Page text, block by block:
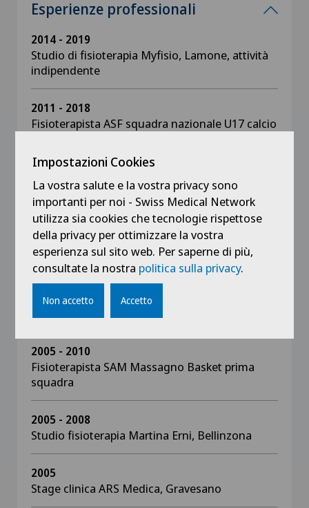
Esperienze professionali
2014 - 2019
Studio di fisioterapia Myfisio, Lamone, attività
indipendente
2011 - 2018
Fisioterapista ASF squadra nazionale U17 calcio
Fisioterapista per swiss-athletics
2011 - 2014
Fisioterapia Atlantide, Savosa
2008 - 2011
Clinica di riabilitazione Novaggio, servizio
2005 - 2010
Fisioterapista SAM Massagno Basket prima
squadra
2005 - 2008
Studio fisioterapia Martina Erni, Bellinzona
2005
Stage clinica ARS Medica, Gravesano
Impostazioni Cookies
La vostra salute e la vostra privacy sono
importanti per noi - Swiss Medical Network
utilizza sia cookies che tecnologie rispettose
della privacy per ottimizzare la vostra
esperienza sul sito web. Per saperne di più,
consultate la nostra politica sulla privacy.
Non accetto Accetto